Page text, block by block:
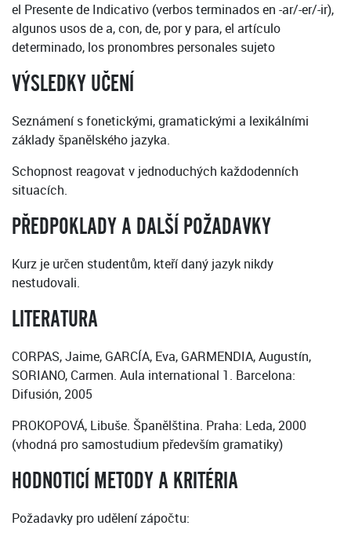
el Presente de Indicativo (verbos terminados en -ar/-er/-ir),
algunos usos de a, con, de, por y para, el artículo
determinado, los pronombres personales sujeto
VÝSLEDKY UČENÍ
Seznámení s fonetickými, gramatickými a lexikálními
základy španělského jazyka.
Schopnost reagovat v jednoduchých každodenních
situacích.
PŘEDPOKLADY A DALŠÍ POŽADAVKY
Kurz je určen studentům, kteří daný jazyk nikdy
nestudovali.
LITERATURA
CORPAS, Jaime, GARCÍA, Eva, GARMENDIA, Augustín,
SORIANO, Carmen. Aula international 1. Barcelona:
Difusión, 2005
PROKOPOVÁ, Libuše. Španělština. Praha: Leda, 2000
(vhodná pro samostudium především gramatiky)
HODNOTICÍ METODY A KRITÉRIA
Požadavky pro udělení zápočtu: